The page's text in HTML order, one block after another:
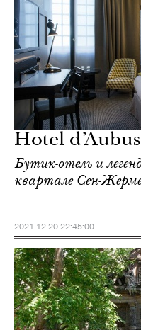
Hotel
Бутик-отель и
квартале Сен-
2021-12-20 22:45:00
жизнь